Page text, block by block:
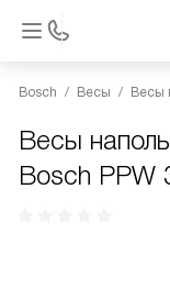
Bosch Весы Весы
Весы
Bosch PPW